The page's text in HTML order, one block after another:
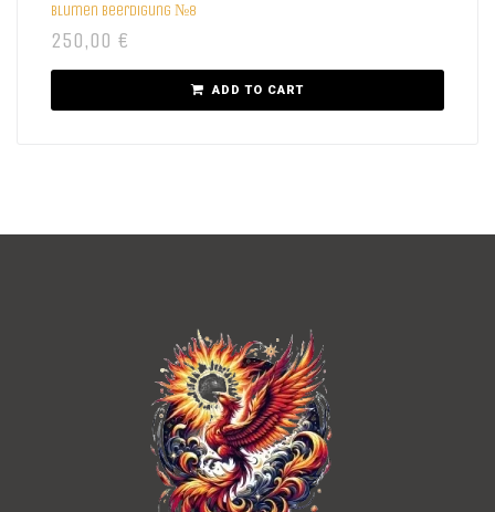
Blumen beerdigung №8
250,00 €
ADD TO CART